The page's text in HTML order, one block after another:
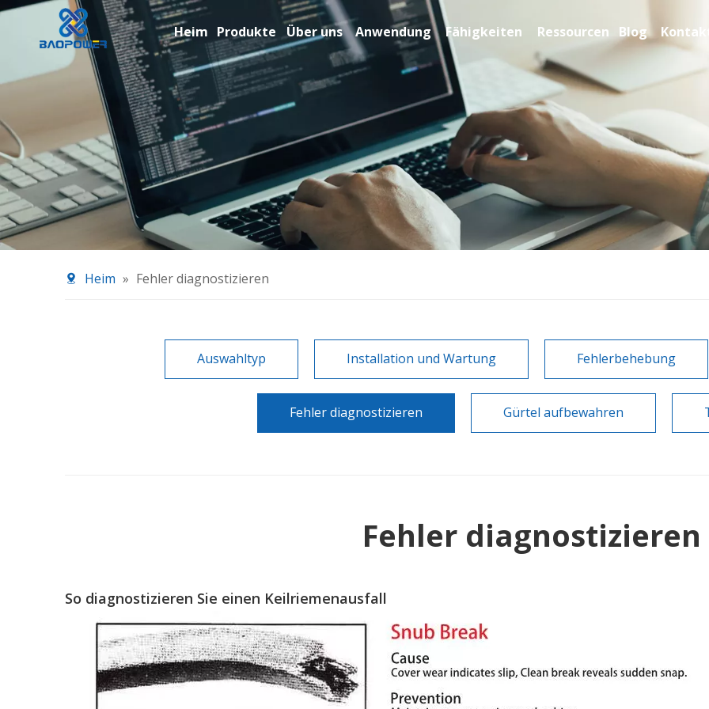
Heim Produkte Über uns Anwendung Fähigkeiten Ressourcen Blog
Heim » Fehler diagnostizieren
Auswahltyp Installation und Wartung Fehlerbehebung
Fehler diagnostizieren Gürtel aufbewahren
Fehler diagnostizieren
So diagnostizieren Sie einen Keilriemenausfall